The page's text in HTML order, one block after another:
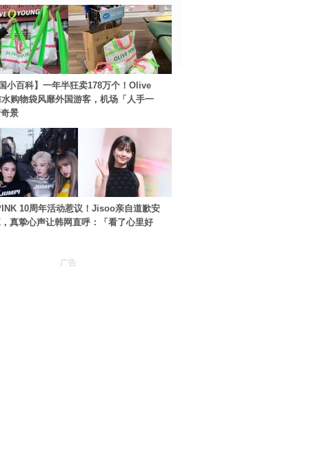
小百科】一年半狂卖178万个！Olive
购物袋风靡外国游客，机场「人手一
景
10周年活动惹议！Jisoo亲自道歉安
真挚心声让韩网直呼：「看了心里好
广告